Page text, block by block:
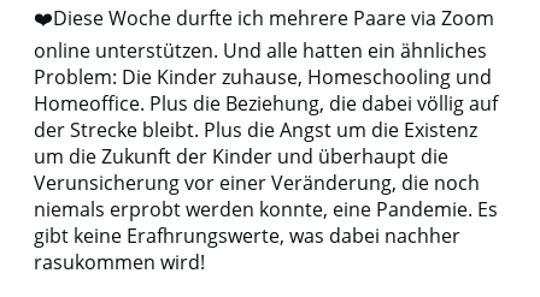
❤️Diese Woche durfte ich mehrere Paare via Zoom
online unterstützen. Und alle hatten ein ähnliches
Problem: Die Kinder zuhause, Homeschooling und
Homeoffice. Plus die Beziehung, die dabei völlig auf
der Strecke bleibt. Plus die Angst um die Existenz
um die Zukunft der Kinder und überhaupt die
Verunsicherung vor einer Veränderung, die noch
niemals erprobt werden konnte, eine Pandemie. Es
gibt keine Erafhrungswerte, was dabei nachher
rasukommen wird!